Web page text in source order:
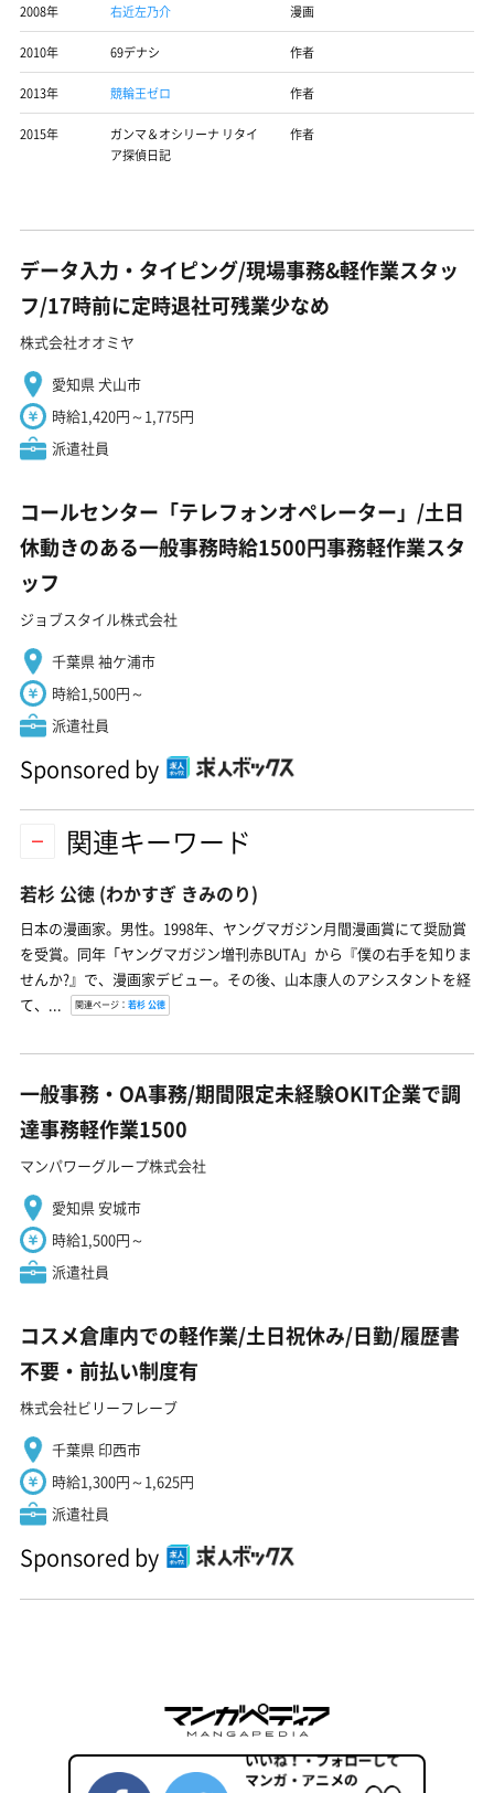
2008年 右近左乃介 漫画
2010年 69デナシ 作者
2013年 競輪王ゼロ 作者
2015年
ガンマ＆オシリーナ リタイ
ア探偵日記
作者
データ入力・タイピング/現場事務&軽作業スタッ
フ/17時前に定時退社可残業少なめ
株式会社オオミヤ
愛知県 犬山市
時給1,420円～1,775円
派遣社員
コールセンター「テレフォンオペレーター」/土日
休動きのある一般事務時給1500円事務軽作業スタ
ッフ
ジョブスタイル株式会社
千葉県 袖ケ浦市
時給1,500円～
派遣社員
Sponsored by
関連キーワード
若杉 公徳 (わかすぎ きみのり)
日本の漫画家。男性。1998年、ヤングマガジン月間漫画賞にて奨励賞
を受賞。同年「ヤングマガジン増刊赤BUTA」から『僕の右手を知りま
せんか?』で、漫画家デビュー。その後、山本康人のアシスタントを経
て、...
関連ページ： 若杉 公徳
一般事務・OA事務/期間限定未経験OKIT企業で調
達事務軽作業1500
マンパワーグループ株式会社
愛知県 安城市
時給1,500円～
派遣社員
コスメ倉庫内での軽作業/土日祝休み/日勤/履歴書
不要・前払い制度有
株式会社ビリーフレーブ
千葉県 印西市
時給1,300円～1,625円
派遣社員
Sponsored by